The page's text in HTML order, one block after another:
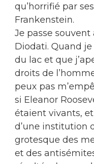
qu’horrifié par
Frankenstein.
Je passe
Diodati. Quand
du lac et que
droits de
peux pas
si Eleanor
étaient vivants,
d’une institution
grotesque des
et des